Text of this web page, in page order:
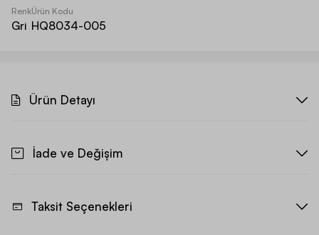
Renk
Gri
Ürün Kodu
HQ8034-005
Ürün Detayı
İade ve Değişim
Taksit Seçenekleri